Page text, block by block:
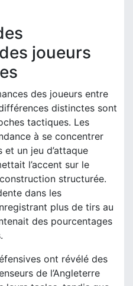
joueurs
des joueurs entre
distinctes sont
tactiques. Les
à se concentrer
un jeu d’attaque
l’accent sur le
structurée.
dans les
plus de tirs au
des pourcentages
ont révélé des
de l’Angleterre